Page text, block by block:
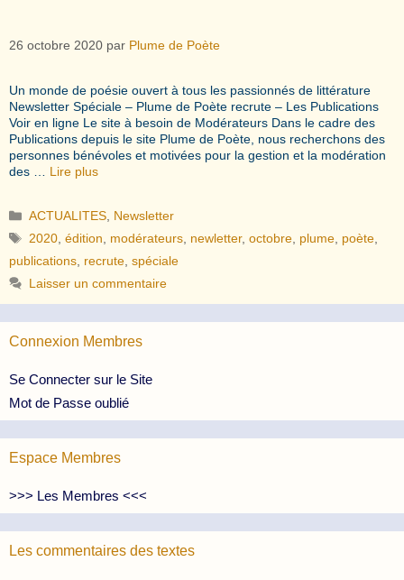
26 octobre 2020 par Plume de Poète
Un monde de poésie ouvert à tous les passionnés de littérature
Newsletter Spéciale – Plume de Poète recrute – Les Publications
Voir en ligne Le site à besoin de Modérateurs Dans le cadre des
Publications depuis le site Plume de Poète, nous recherchons des
personnes bénévoles et motivées pour la gestion et la modération
des … Lire plus
Catégories
ACTUALITES Newsletter
Étiquettes
2020 ,édition modérateurs newletter,octobre plume poète
publications recrute spéciale
Laisser un commentaire
Connexion Membres
Se Connecter sur le Site
Mot de Passe oublié
Espace Membres
>>> Les Membres <<<
Les commentaires des textes